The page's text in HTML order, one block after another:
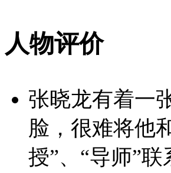
人物评价
张晓龙有着一
脸，很难将他
授”、“导师”联